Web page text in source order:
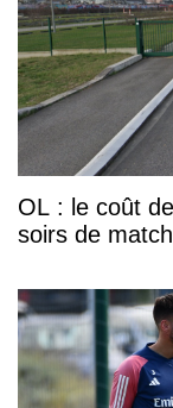
OL : le coût
soirs de